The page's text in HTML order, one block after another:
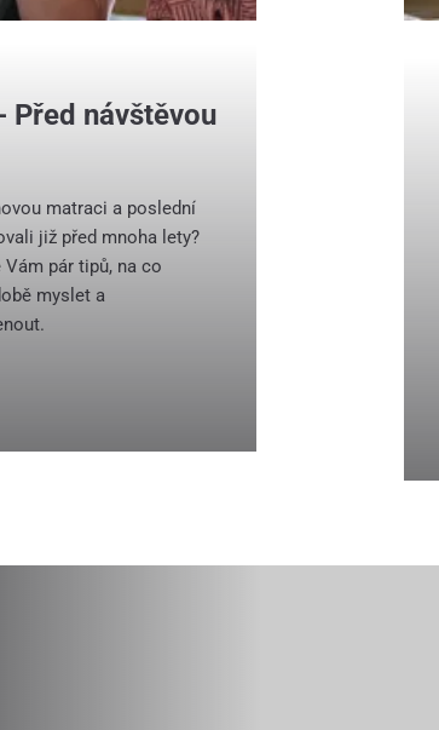
Před návštěvou
matraci a poslední
již před mnoha lety?
Vám pár tipů, na co
myslet a